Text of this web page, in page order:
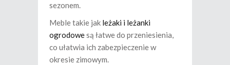
sezonem.
Meble takie jak leżaki i leżanki
ogrodowesą łatwe do przeniesienia,
co ułatwia ich zabezpieczenie w
okresie zimowym.